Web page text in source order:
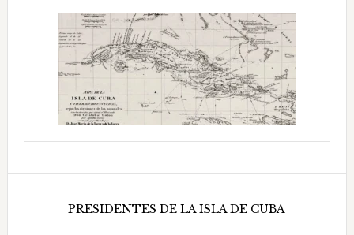
PRESIDENTES DE LA ISLA DE CUBA